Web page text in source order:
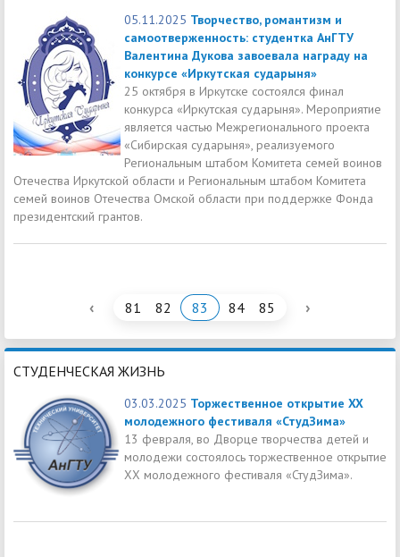
05.11.2025 Творчество, романтизм и
самоотверженность: студентка АнГТУ
Валентина Дукова завоевала награду на
конкурсе «Иркутская сударыня»
25 октября в Иркутске состоялся финал
конкурса «Иркутская сударыня». Мероприятие
является частью Межрегионального проекта
«Сибирская сударыня», реализуемого
Региональным штабом Комитета семей воинов
Отечества Иркутской области и Региональным штабом Комитета
семей воинов Отечества Омской области при поддержке Фонда
президентский грантов.
‹ 81 82 83 84 85 ›
СТУДЕНЧЕСКАЯ ЖИЗНЬ
03.03.2025 Торжественное открытие XX
молодежного фестиваля «СтудЗима»
13 февраля, во Дворце творчества детей и
молодежи состоялось торжественное открытие
XX молодежного фестиваля «СтудЗима».